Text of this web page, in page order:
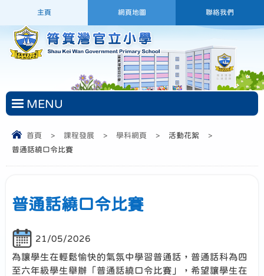
主頁 網頁地圖 聯絡我們
MENU
首頁 > 課程發展 > 學科網頁 > 活動花絮
>
普通話繞口令比賽
普通話繞口令比賽
21/05/2026
為讓學生在輕鬆愉快的氣氛中學習普通話，普通話科為四
至六年級學生舉辦「普通話繞口令比賽」，希望讓學生在